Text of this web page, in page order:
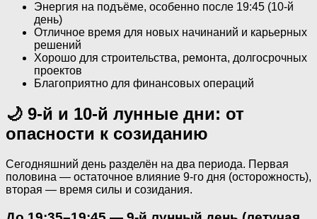
Энергия на подъёме, особенно после 19:45 (10-й
день)
Отличное время для новых начинаний и карьерных
решений
Хорошо для строительства, ремонта, долгосрочных
проектов
Благоприятно для финансовых операций
🌙 9-й и 10-й лунные дни: от
опасности к созиданию
Сегодняшний день разделён на два периода. Первая
половина — остаточное влияние 9-го дня (осторожность),
вторая — время силы и созидания.